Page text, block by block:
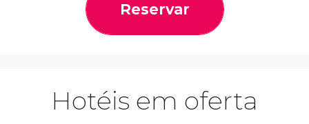
Reservar
Hotéis em oferta